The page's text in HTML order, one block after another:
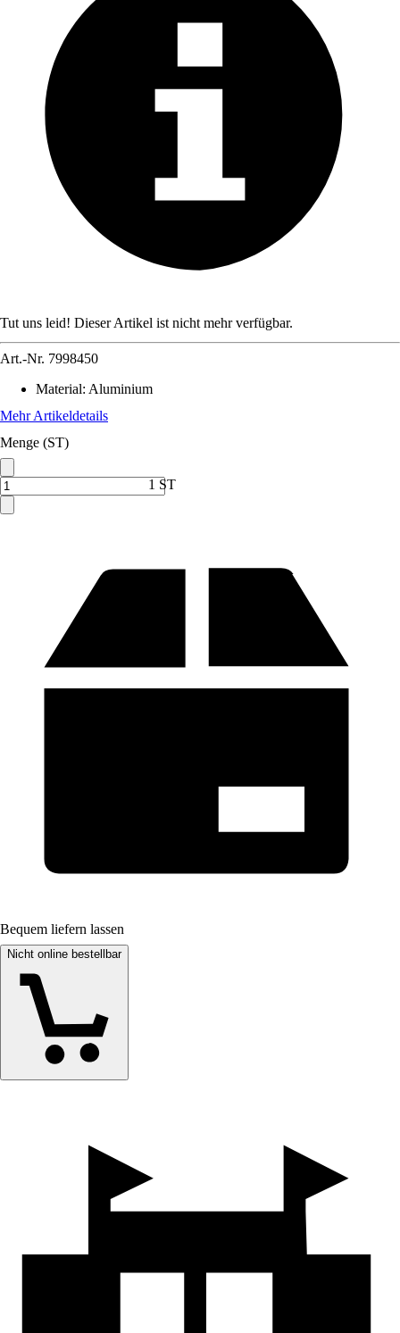
Tut uns leid! Dieser Artikel ist nicht mehr verfügbar.
Art.-Nr. 7998450
Material: Aluminium
Mehr Artikeldetails
Menge (ST)
1 ST
Bequem liefern lassen
Nicht online bestellbar